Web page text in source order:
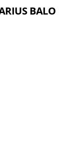
BALO